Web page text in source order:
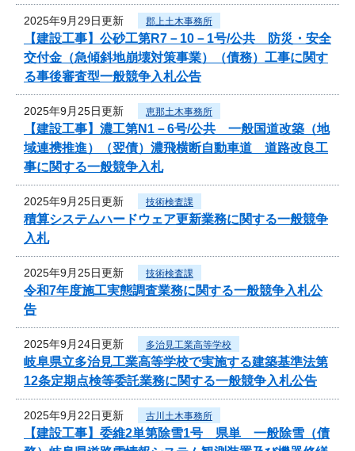
2025年9月29日更新 郡上土木事務所
【建設工事】公砂工第R7－10－1号/公共 防災・安全
交付金（急傾斜地崩壊対策事業）（債務）工事に関す
る事後審査型一般競争入札公告
2025年9月25日更新 恵那土木事務所
【建設工事】濃工第N1－6号/公共 一般国道改築（地
域連携推進）（翌債）濃飛横断自動車道 道路改良工
事に関する一般競争入札
2025年9月25日更新 技術検査課
積算システムハードウェア更新業務に関する一般競争
入札
2025年9月25日更新 技術検査課
令和7年度施工実態調査業務に関する一般競争入札公
告
2025年9月24日更新 多治見工業高等学校
岐阜県立多治見工業高等学校で実施する建築基準法第
12条定期点検等委託業務に関する一般競争入札公告
2025年9月22日更新 古川土木事務所
【建設工事】委維2単第除雪1号 県単 一般除雪（債